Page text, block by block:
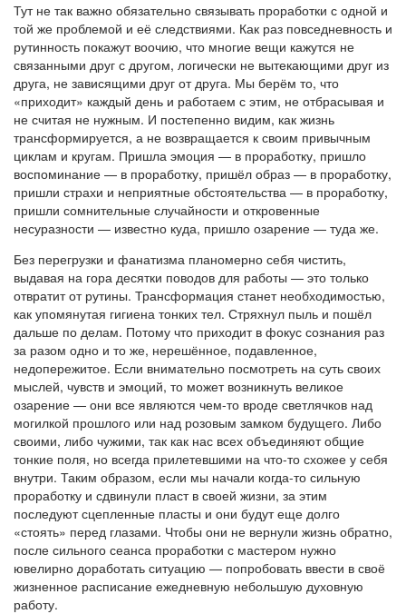
Тут не так важно обязательно связывать проработки с одной и
той же проблемой и её следствиями. Как раз повседневность и
рутинность покажут воочию, что многие вещи кажутся не
связанными друг с другом, логически не вытекающими друг из
друга, не зависящими друг от друга. Мы берём то, что
«приходит» каждый день и работаем с этим, не отбрасывая и
не считая не нужным. И постепенно видим, как жизнь
трансформируется, а не возвращается к своим привычным
циклам и кругам. Пришла эмоция — в проработку, пришло
воспоминание — в проработку, пришёл образ — в проработку,
пришли страхи и неприятные обстоятельства — в проработку,
пришли сомнительные случайности и откровенные
несуразности — известно куда, пришло озарение — туда же.
Без перегрузки и фанатизма планомерно себя чистить,
выдавая на гора десятки поводов для работы — это только
отвратит от рутины. Трансформация станет необходимостью,
как упомянутая гигиена тонких тел. Стряхнул пыль и пошёл
дальше по делам. Потому что приходит в фокус сознания раз
за разом одно и то же, нерешённое, подавленное,
недопережитое. Если внимательно посмотреть на суть своих
мыслей, чувств и эмоций, то может возникнуть великое
озарение — они все являются чем-то вроде светлячков над
могилкой прошлого или над розовым замком будущего. Либо
своими, либо чужими, так как нас всех объединяют общие
тонкие поля, но всегда прилетевшими на что-то схожее у себя
внутри. Таким образом, если мы начали когда-то сильную
проработку и сдвинули пласт в своей жизни, за этим
последуют сцепленные пласты и они будут еще долго
«стоять» перед глазами. Чтобы они не вернули жизнь обратно,
после сильного сеанса проработки с мастером нужно
ювелирно доработать ситуацию — попробовать ввести в своё
жизненное расписание ежедневную небольшую духовную
работу.